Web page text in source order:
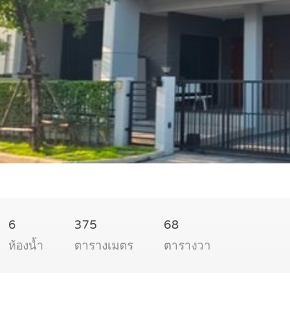
6
ห้องน้ำ
375
ตารางเมตร
68
ตารางวา